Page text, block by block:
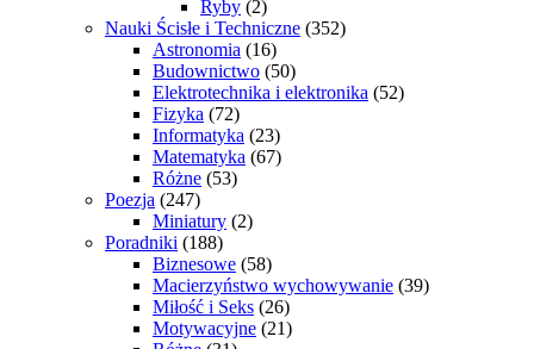
Ryby (2)
Nauki Ścisłe i Techniczne (352)
Astronomia (16)
Budownictwo (50)
Elektrotechnika i elektronika (52)
Fizyka (72)
Informatyka (23)
Matematyka (67)
Różne (53)
Poezja (247)
Miniatury (2)
Poradniki (188)
Biznesowe (58)
Macierzyństwo wychowywanie (39)
Miłość i Seks (26)
Motywacyjne (21)